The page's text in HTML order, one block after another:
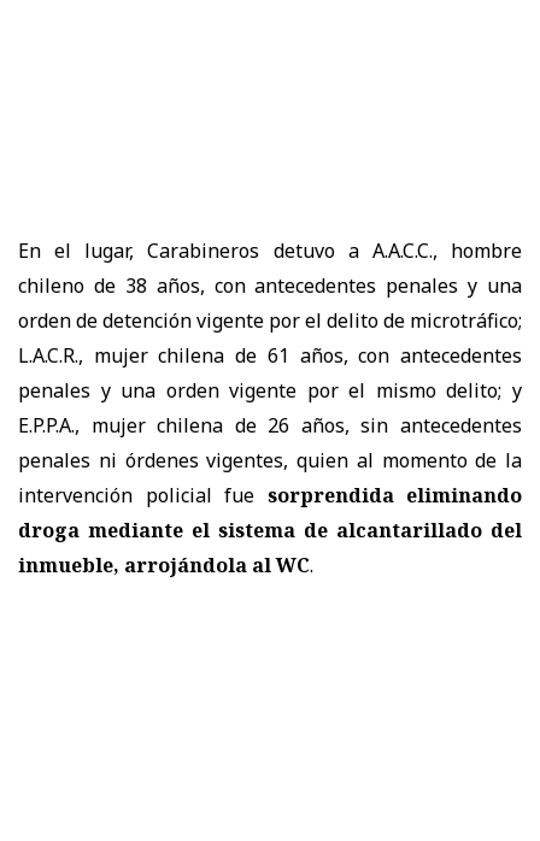
En el lugar, Carabineros detuvo a A.A.C.C., hombre
chileno de 38 años, con antecedentes penales y una
orden de detención vigente por el delito de microtráfico;
L.A.C.R., mujer chilena de 61 años, con antecedentes
penales y una orden vigente por el mismo delito; y
E.P.P.A., mujer chilena de 26 años, sin antecedentes
penales ni órdenes vigentes, quien al momento de la
intervención policial fue sorprendida eliminando
droga mediante el sistema de alcantarillado del
inmueble, arrojándola al WC.